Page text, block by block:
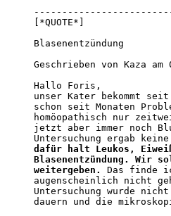
Blasenentzündung
Geschrieben von Kaza
Hallo Foris,
unser Kater bekommt
schon seit Monaten
homöopathisch nur
jetzt aber immer noch
dafür halt Leukos,
Blasenentzündung. Wir
weitergeben.
Das finde
augenscheinlich nicht
Untersuchung wurde
dauern und die